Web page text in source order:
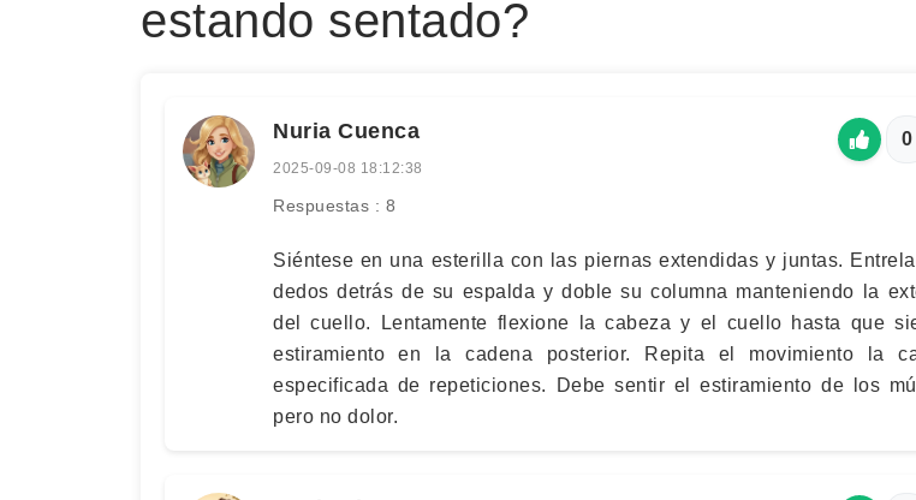
estando sentado?
Nuria Cuenca
2025-09-08 18:12:38
Respuestas : 8
0
Siéntese en una esterilla con las piernas extendidas y juntas.
dedos detrás de su espalda y doble su columna manteniendo la
del cuello. Lentamente flexione la cabeza y el cuello hasta que
estiramiento en la cadena posterior. Repita el movimiento la
especificada de repeticiones. Debe sentir el estiramiento de los
pero no dolor.